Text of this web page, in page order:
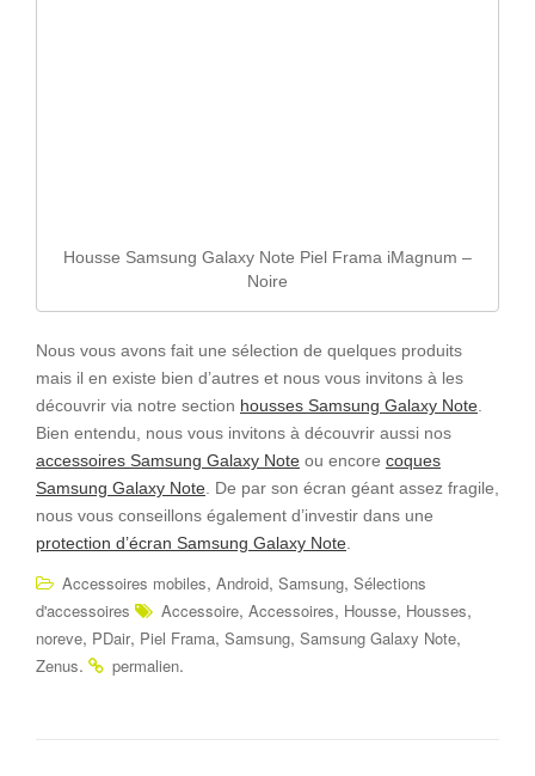
Housse Samsung Galaxy Note Piel Frama iMagnum –
Noire
Nous vous avons fait une sélection de quelques produits
mais il en existe bien d’autres et nous vous invitons à les
découvrir via notre section housses Samsung Galaxy Note
Bien entendu, nous vous invitons à découvrir aussi nos
accessoires Samsung Galaxy Note ou encore coques
Samsung Galaxy Note . De par son écran géant assez fragile,
nous vous conseillons également d’investir dans une
protection d’écran Samsung Galaxy Note
Accessoires mobiles, Android, Samsung, Sélections
d'accessoires
Accessoire, Accessoires, Housse, Housses,
noreve, PDair, Piel Frama, Samsung, Samsung Galaxy Note,
Zenus. permalien.